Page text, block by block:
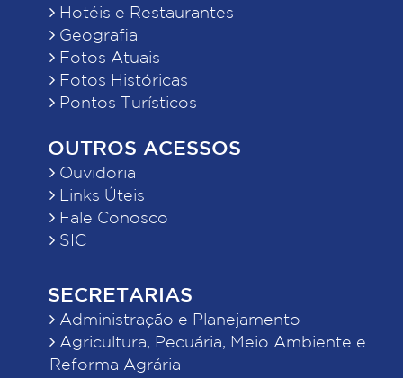
Hotéis e Restaurantes
Geografia
Fotos Atuais
Fotos Históricas
Pontos Turísticos
OUTROS ACESSOS
Ouvidoria
Links Úteis
Fale Conosco
SIC
SECRETARIAS
Administração e Planejamento
Agricultura, Pecuária, Meio Ambiente e
Reforma Agrária